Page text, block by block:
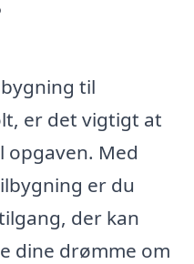
til
er det vigtigt at
Med
er du
der kan
dine drømme om